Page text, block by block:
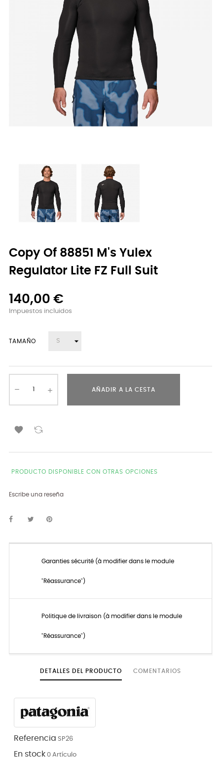
Copy Of 88851 M's Yulex
Regulator Lite FZ Full Suit
140,00 €
Impuestos incluidos
TAMAÑO
AÑADIR A LA CESTA

PRODUCTO DISPONIBLE CON OTRAS OPCIONES
Escribe una reseña
Garanties sécurité (à modifier dans le module
"Réassurance")
Politique de livraison (à modifier dans le module
"Réassurance")
DETALLES DEL PRODUCTO COMENTARIOS
Referencia SP26
En stock 0 Artículo